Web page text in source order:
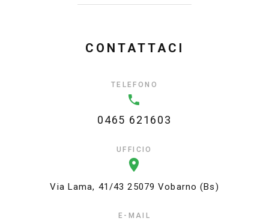
CONTATTACI
TELEFONO
0465 621603
UFFICIO
Via Lama, 41/43 25079 Vobarno (Bs)
E-MAIL